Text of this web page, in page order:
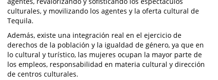
culturales, y movilizando los agentes y la oferta cultural de
Tequila.
Además, existe una integración real en el ejercicio de
derechos de la población y la igualdad de género, ya que en
lo cultural y turístico, las mujeres ocupan la mayor parte de
los empleos, responsabilidad en materia cultural y dirección
de centros culturales.